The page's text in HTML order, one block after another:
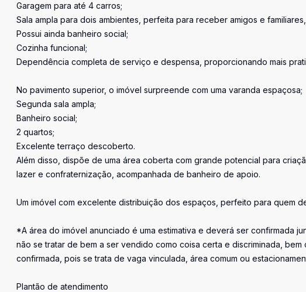
Garagem para até 4 carros;
Sala ampla para dois ambientes, perfeita para receber amigos e
Possui ainda banheiro social;
Cozinha funcional;
Dependência completa de serviço e despensa, proporcionando mais
No pavimento superior, o imóvel surpreende com uma varanda espaçosa;
Segunda sala ampla;
Banheiro social;
2 quartos;
Excelente terraço descoberto.
Além disso, dispõe de uma área coberta com grande potencial para
lazer e confraternização, acompanhada de banheiro de apoio.
Um imóvel com excelente distribuição dos espaços, perfeito para quem
*A área do imóvel anunciado é uma estimativa e deverá ser confirmada
não se tratar de bem a ser vendido como coisa certa e discriminada,
confirmada, pois se trata de vaga vinculada, área comum ou
Plantão de atendimento